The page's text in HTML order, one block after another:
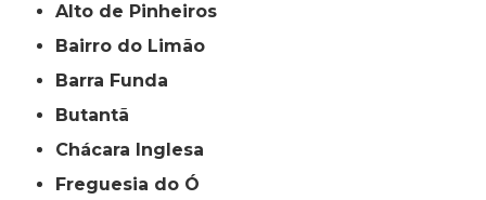
Alto de Pinheiros
Bairro do Limão
Barra Funda
Butantã
Chácara Inglesa
Freguesia do Ó